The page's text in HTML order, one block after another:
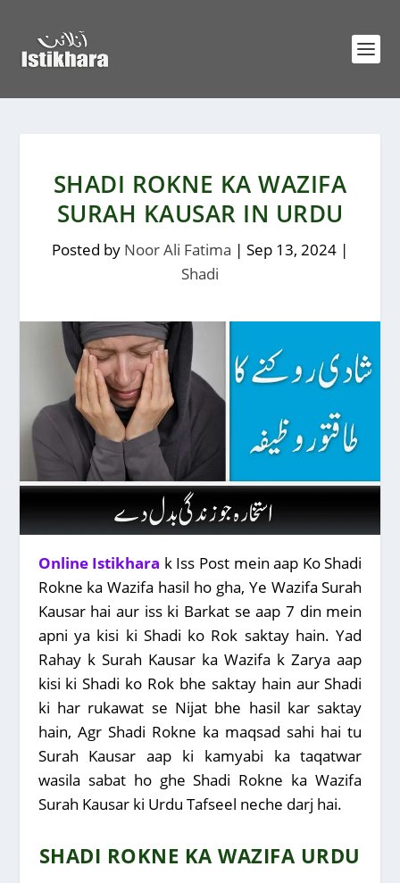
SHADI ROKNE KA WAZIFA
SURAH KAUSAR IN URDU
Posted by Noor Ali Fatima | Sep 13, 2024 |
Shadi
Online Istikhara k Iss Post mein aap Ko Shadi
Rokne ka Wazifa hasil ho gha, Ye Wazifa Surah
Kausar hai aur iss ki Barkat se aap 7 din mein
apni ya kisi ki Shadi ko Rok saktay hain. Yad
Rahay k Surah Kausar ka Wazifa k Zarya aap
kisi ki Shadi ko Rok bhe saktay hain aur Shadi
ki har rukawat se Nijat bhe hasil kar saktay
hain, Agr Shadi Rokne ka maqsad sahi hai tu
Surah Kausar aap ki kamyabi ka taqatwar
wasila sabat ho ghe Shadi Rokne ka Wazifa
Surah Kausar ki Urdu Tafseel neche darj hai.
SHADI ROKNE KA WAZIFA URDU